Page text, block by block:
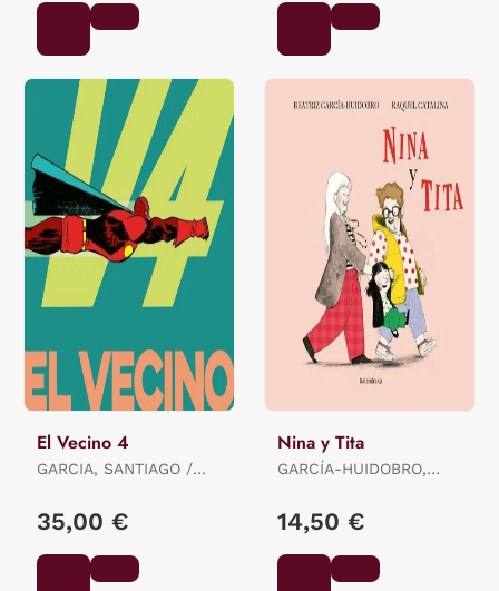
El Vecino 4
GARCIA, SANTIAGO /
35,00 €
Nina y Tita
GARCÍA-HUIDOBRO,
14,50 €